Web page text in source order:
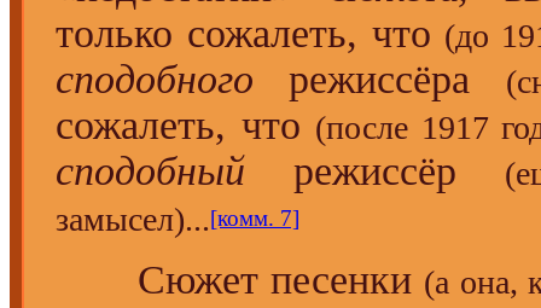
только сожалеть, что (до
сподобного режиссёра
сожалеть, что (после 1917
сподобный режиссёр
замысел)...[комм. 7]
Сюжет песенки (а она,